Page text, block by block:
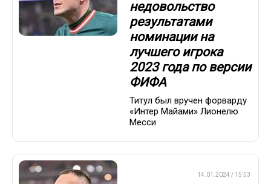
недовольство
результатами
номинации на
лучшего игрока
2023 года по версии
ФИФА
Титул был вручен форварду
«Интер Майами» Лионелю
Месси
14.01.2024 / 15:53